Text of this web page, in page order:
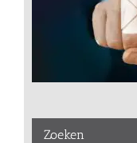
Zoeken